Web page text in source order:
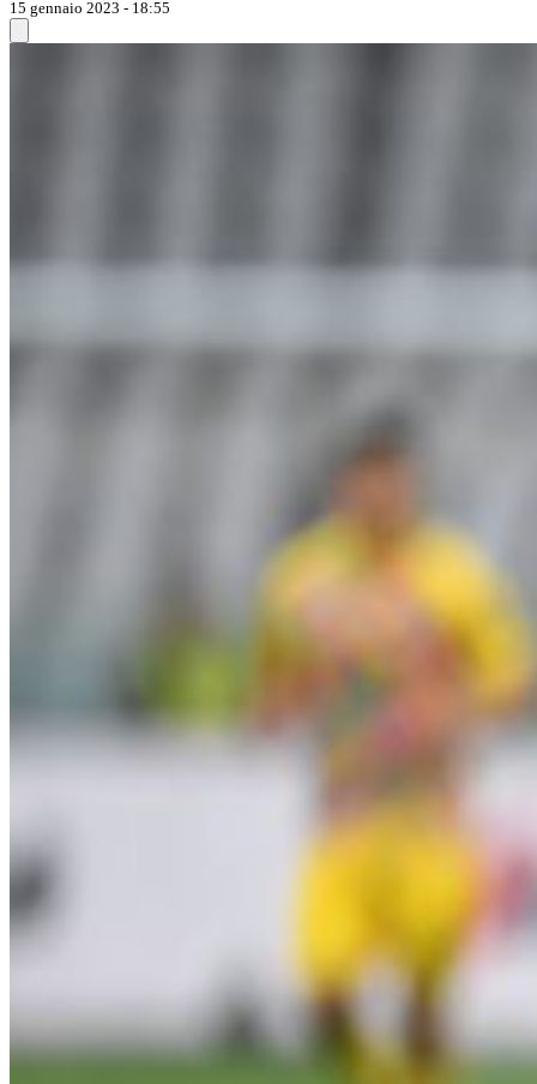
15 gennaio 2023 - 18:55